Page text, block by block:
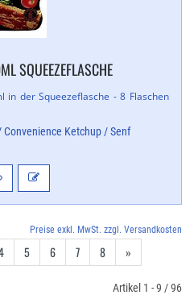
SQUEEZEFLASCHE
in der Squeezeflasche - 8 Flaschen
Convenience Ketchup / Senf
Preise exkl. MwSt. zzgl. Versandkosten
5 6 7 8 »
Artikel 1 - 9 / 96